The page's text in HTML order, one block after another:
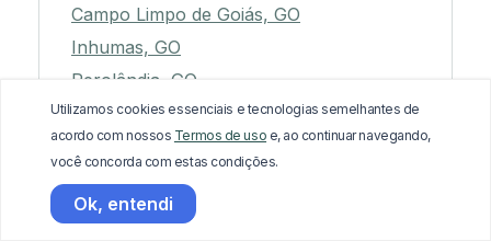
Campo Limpo de Goiás, GO
Inhumas, GO
Perolândia, GO
Santo Antônio de Goiás, GO
Carmo do Rio Verde, GO
Água Fria de Goiás, GO
Barro Alto, GO
Utilizamos cookies essenciais e tecnologias semelhantes de
acordo com nossos Termos de uso e, ao continuar navegando,
você concorda com estas condições.
Ok, entendi